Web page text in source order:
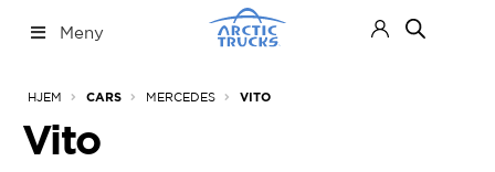
til
til
Meny
HJEM CARS MERCEDES VITO
Vito